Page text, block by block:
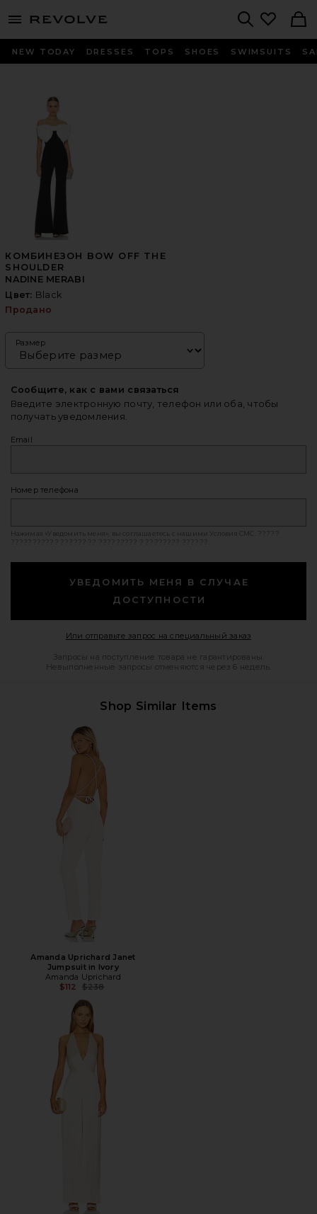
menu - shows more content
NEW TODAY DRESSES TOPS SHOES SWIMSUITS
КОМБИНЕЗОН BOW OFF THE
SHOULDER
NADINE MERABI
Цвет: Black
Продано
Размер
Сообщите, как с вами связаться
Введите электронную почту, телефон или оба, чтобы
получать уведомления.
Email
Номер телефона
Нажимая «Уведомить меня», вы соглашаетесь с нашими Условия СМС
УВЕДОМИТЬ МЕНЯ В СЛУЧАЕ
ДОСТУПНОСТИ
Или отправьте запрос на специальный заказ
Запросы на поступление товара не гарантированы.
Невыполненные запросы отменяются через 6 недель.
Shop Similar Items
Amanda Uprichard Janet
Jumpsuit in Ivory
Amanda Uprichard
$112
Предыдущая цена:
$238